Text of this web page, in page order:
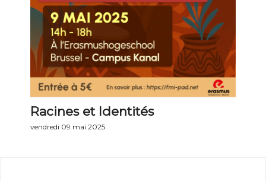
Racines et Identités
vendredi 09 mai 2025